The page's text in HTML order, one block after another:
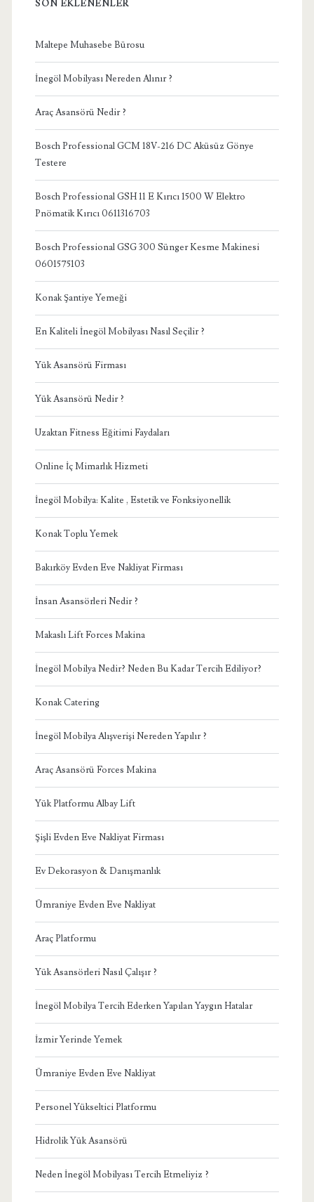
SON EKLENENLER
Maltepe Muhasebe Bürosu
İnegöl Mobilyası Nereden Alınır ?
Araç Asansörü Nedir ?
Bosch Professional GCM 18V-216 DC Aküsüz Gönye
Testere
Bosch Professional GSH 11 E Kırıcı 1500 W Elektro
Pnömatik Kırıcı 0611316703
Bosch Professional GSG 300 Sünger Kesme Makinesi
0601575103
Konak Şantiye Yemeği
En Kaliteli İnegöl Mobilyası Nasıl Seçilir ?
Yük Asansörü Firması
Yük Asansörü Nedir ?
Uzaktan Fitness Eğitimi Faydaları
Online İç Mimarlık Hizmeti
İnegöl Mobilya: Kalite , Estetik ve Fonksiyonellik
Konak Toplu Yemek
Bakırköy Evden Eve Nakliyat Firması
İnsan Asansörleri Nedir ?
Makaslı Lift Forces Makina
İnegöl Mobilya Nedir? Neden Bu Kadar Tercih Ediliyor?
Konak Catering
İnegöl Mobilya Alışverişi Nereden Yapılır ?
Araç Asansörü Forces Makina
Yük Platformu Albay Lift
Şişli Evden Eve Nakliyat Firması
Ev Dekorasyon & Danışmanlık
Ümraniye Evden Eve Nakliyat
Araç Platformu
Yük Asansörleri Nasıl Çalışır ?
İnegöl Mobilya Tercih Ederken Yapılan Yaygın Hatalar
İzmir Yerinde Yemek
Ümraniye Evden Eve Nakliyat
Personel Yükseltici Platformu
Hidrolik Yük Asansörü
Neden İnegöl Mobilyası Tercih Etmeliyiz ?